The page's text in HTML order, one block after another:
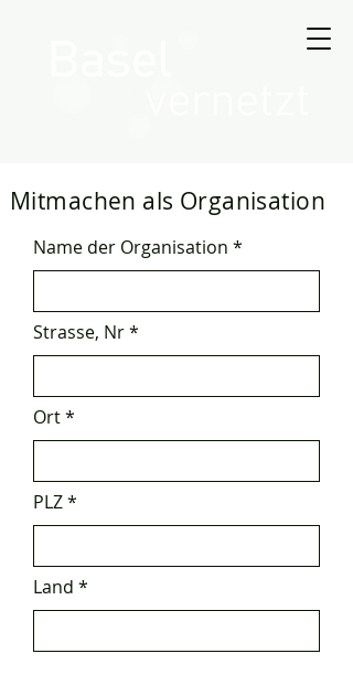
Mitmachen als Organisation
Name der Organisation
Strasse, Nr
Ort
PLZ
Land